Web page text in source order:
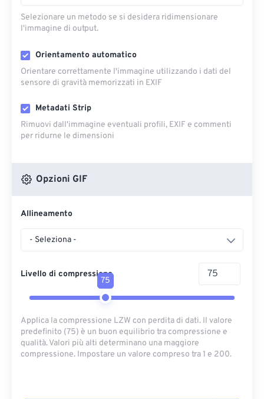
Selezionare un metodo se si desidera ridimensionare
l'immagine di output.
Orientamento automatico
Orientare correttamente l'immagine utilizzando i dati del
sensore di gravità memorizzati in EXIF
Metadati Strip
Rimuovi dall'immagine eventuali profili, EXIF ​​e commenti
per ridurne le dimensioni
Opzioni GIF
Allineamento
- Seleziona -
Livello di compressione
75
Applica la compressione LZW con perdita di dati. Il valore
predefinito (75) è un buon equilibrio tra compressione e
qualità. Valori più alti determinano una maggiore
compressione. Impostare un valore compreso tra 1 e 200.